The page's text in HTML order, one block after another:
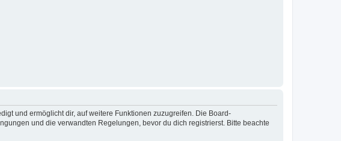
und ermöglicht dir, auf weitere Funktionen zuzugreifen. Die Board-
und die verwandten Regelungen, bevor du dich registrierst. Bitte beachte